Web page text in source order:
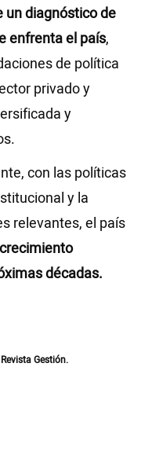
un diagnóstico de
enfrenta el país,
de política
privado y
y
con las políticas
y la
relevantes, el país
décadas.
Gestión.